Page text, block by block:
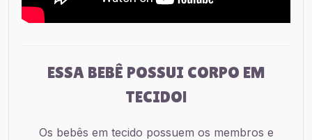
ESSA BEBÊ POSSUI CORPO EM
TECIDO!
Os bebês em tecido possuem os membros e